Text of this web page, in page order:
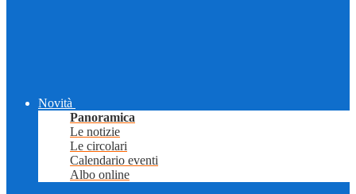
Novità
Panoramica
Le notizie
Le circolari
Calendario eventi
Albo online